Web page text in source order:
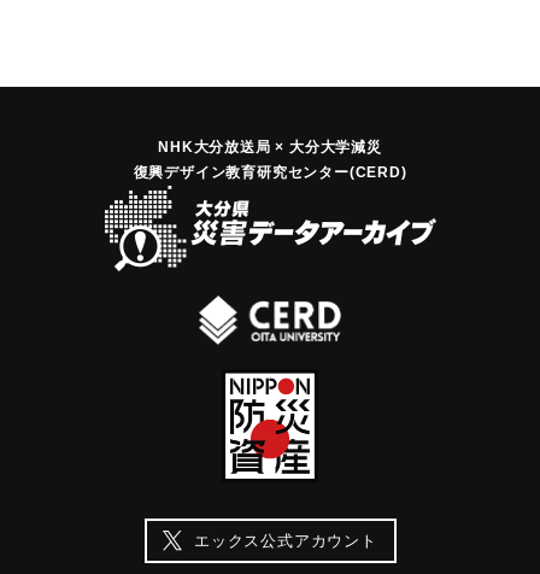
NHK大分放送局 × 大分大学減災
復興デザイン教育研究センター(CERD)
エックス公式アカウント